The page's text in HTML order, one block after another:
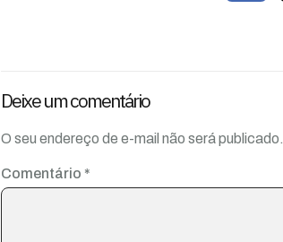
Deixe um comentário
O seu endereço de e-mail não será publicado.
Comentário *